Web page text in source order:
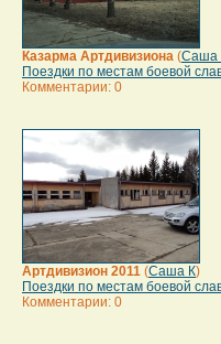
Казарма Артдивизиона (Саша
Поездки по местам боевой
Комментарии: 0
Артдивизион 2011 (Саша К)
Поездки по местам боевой
Комментарии: 0